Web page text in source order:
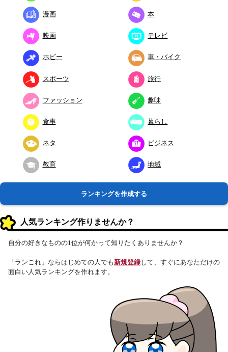
漫画 本
映画 テレビ
ホビー 車・バイク
スポーツ 旅行
ファッション 趣味
食事 暮らし
ネタ ビジネス
教育 地域
ランキングを作成する
人気ランキング作りませんか？
自分の好きなものの1位が何かって知りたくありませんか？
「ランこれ」ならはじめての人でも新規登録して、すぐにあなただけの
面白い人気ランキングを作れます。